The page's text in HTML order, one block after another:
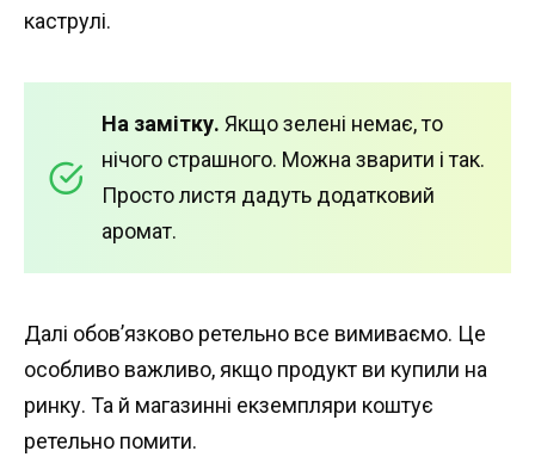
каструлі.
На замітку. Якщо зелені немає, то
нічого страшного. Можна зварити і так.
Просто листя дадуть додатковий
аромат.
Далі обов’язково ретельно все вимиваємо. Це
особливо важливо, якщо продукт ви купили на
ринку. Та й магазинні екземпляри коштує
ретельно помити.